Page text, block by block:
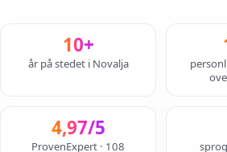
10+
år på stedet i Novalja
4,97/5
ProvenExpert · 108